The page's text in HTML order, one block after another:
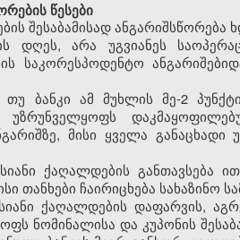
წესები
შესაბამისად
დღეს, არა უგვიანეს
საკორესპოდენტო
თუ ბანკი ამ მუხლის მე-2
მისი ყველა
ქაღალდების
თანხები ჩაირიცხება სახაზინო
ქაღალდების დაფარვის,
ნომინალისა და კუპონის